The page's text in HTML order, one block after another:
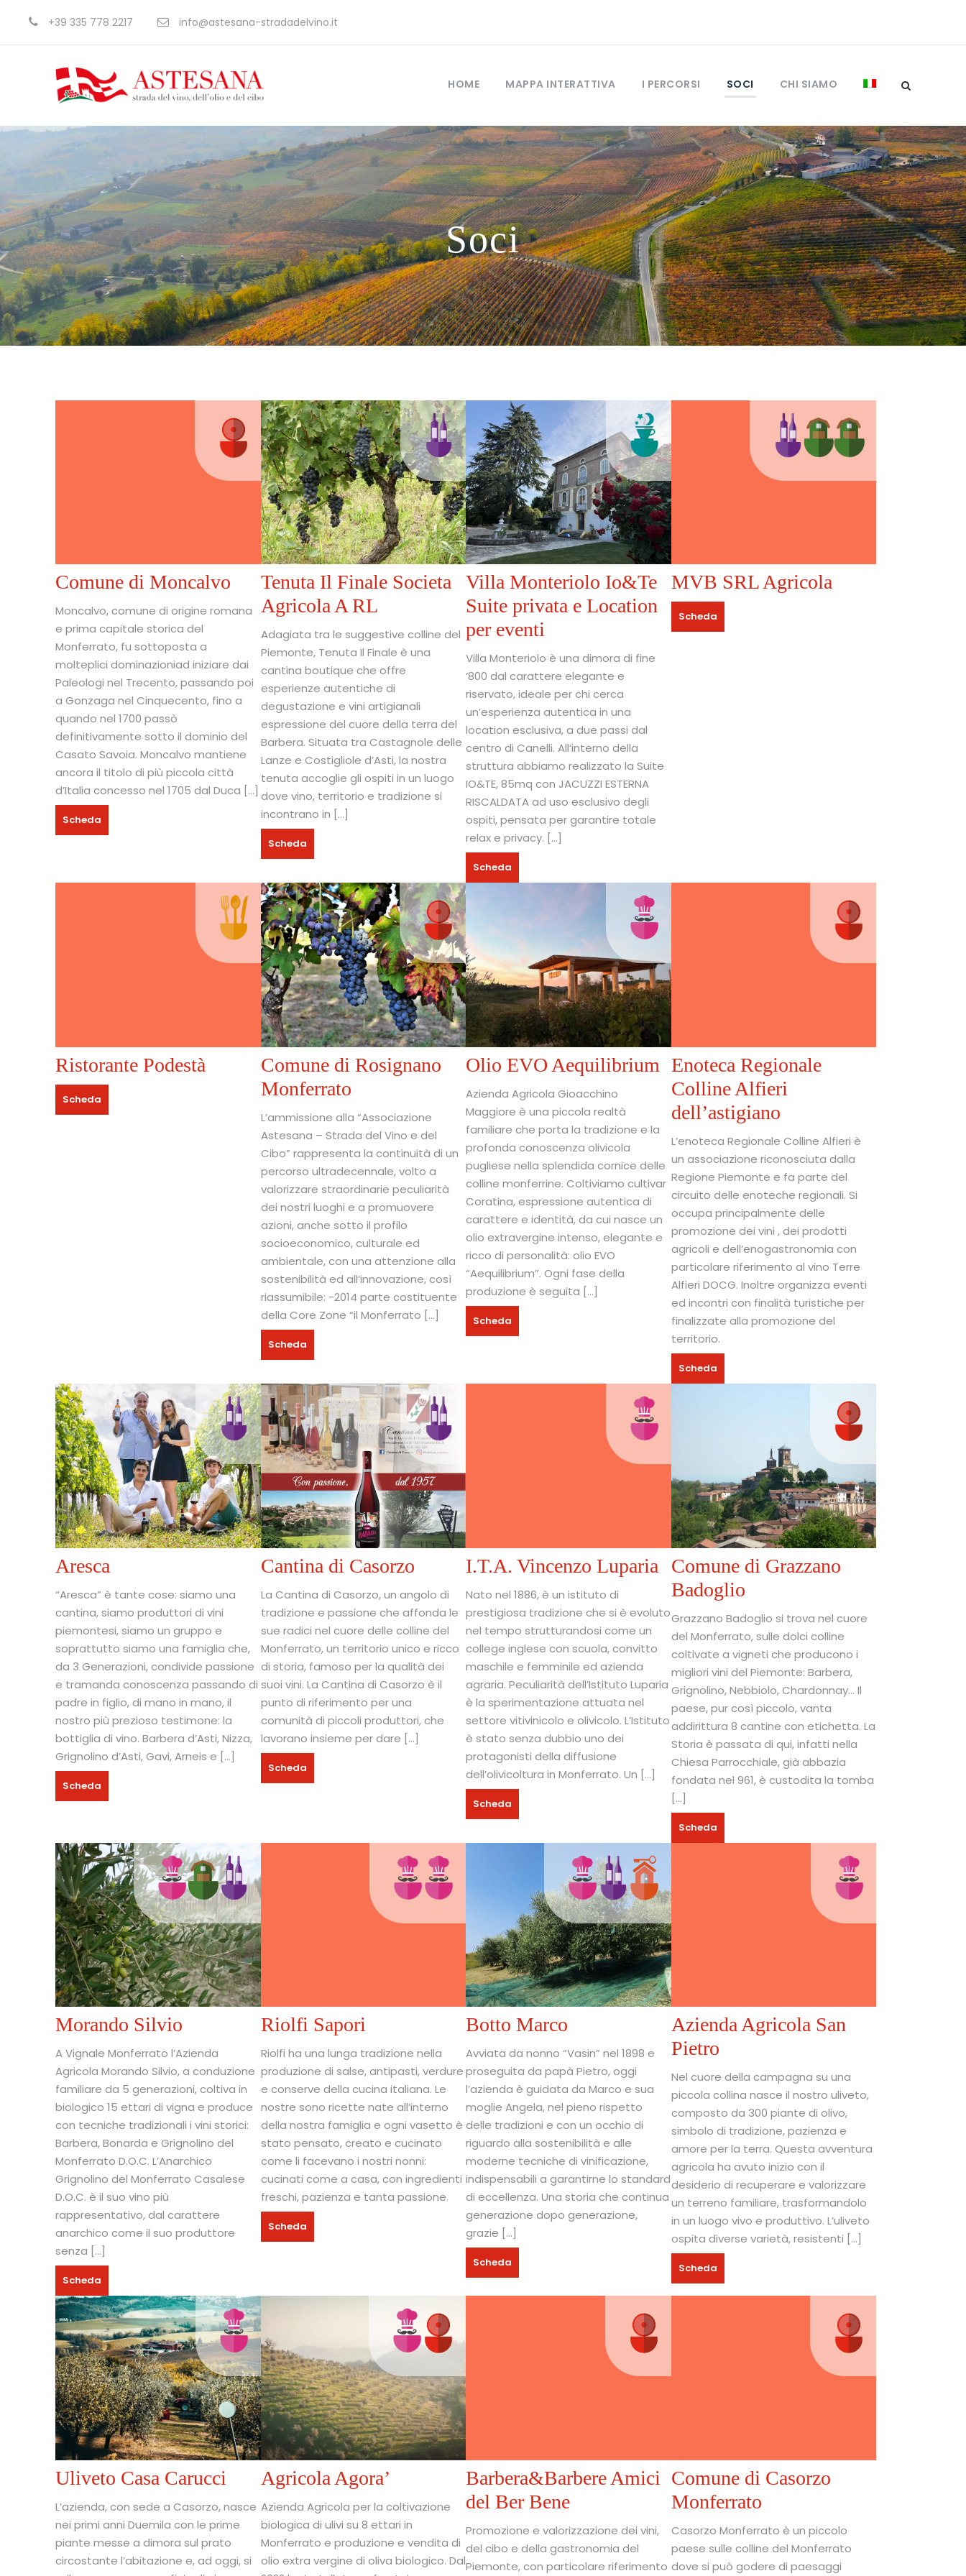
+39 335 778 2217 info@astesana-stradadelvino.it
HOME MAPPA INTERATTIVA I PERCORSI SOCI CHI SIAMO
Soci
Comune di Moncalvo
Moncalvo, comune di origine romana
e prima capitale storica del
Monferrato, fu sottoposta a
molteplici dominazioniad iniziare dai
Paleologi nel Trecento, passando poi
a Gonzaga nel Cinquecento, fino a
quando nel 1700 passò
definitivamente sotto il dominio del
Casato Savoia. Moncalvo mantiene
ancora il titolo di più piccola città
d’Italia concesso nel 1705 dal Duca […]
Scheda
Tenuta Il Finale Societa
Agricola A RL
Adagiata tra le suggestive colline del
Piemonte, Tenuta Il Finale è una
cantina boutique che offre
esperienze autentiche di
degustazione e vini artigianali
espressione del cuore della terra del
Barbera. Situata tra Castagnole delle
Lanze e Costigliole d’Asti, la nostra
tenuta accoglie gli ospiti in un luogo
dove vino, territorio e tradizione si
incontrano in […]
Scheda
Villa Monteriolo Io&Te
Suite privata e Location
per eventi
Villa Monteriolo è una dimora di fine
‘800 dal carattere elegante e
riservato, ideale per chi cerca
un’esperienza autentica in una
location esclusiva, a due passi dal
centro di Canelli. All’interno della
struttura abbiamo realizzato la Suite
IO&TE, 85mq con JACUZZI ESTERNA
RISCALDATA ad uso esclusivo degli
ospiti, pensata per garantire totale
relax e privacy. […]
Scheda
MVB SRL Agricola
Scheda
Ristorante Podestà
Scheda
Comune di Rosignano
Monferrato
L’ammissione alla “Associazione
Astesana – Strada del Vino e del
Cibo” rappresenta la continuità di un
percorso ultradecennale, volto a
valorizzare straordinarie peculiarità
dei nostri luoghi e a promuovere
azioni, anche sotto il profilo
socioeconomico, culturale ed
ambientale, con una attenzione alla
sostenibilità ed all’innovazione, così
riassumibile: -2014 parte costituente
della Core Zone “il Monferrato […]
Scheda
Olio EVO Aequilibrium
Azienda Agricola Gioacchino
Maggiore è una piccola realtà
familiare che porta la tradizione e la
profonda conoscenza olivicola
pugliese nella splendida cornice delle
colline monferrine. Coltiviamo cultivar
Coratina, espressione autentica di
carattere e identità, da cui nasce un
olio extravergine intenso, elegante e
ricco di personalità: olio EVO
“Aequilibrium”. Ogni fase della
produzione è seguita […]
Scheda
Enoteca Regionale
Colline Alfieri
dell’astigiano
L’enoteca Regionale Colline Alfieri è
un associazione riconosciuta dalla
Regione Piemonte e fa parte del
circuito delle enoteche regionali. Si
occupa principalmente delle
promozione dei vini , dei prodotti
agricoli e dell’enogastronomia con
particolare riferimento al vino Terre
Alfieri DOCG. Inoltre organizza eventi
ed incontri con finalità turistiche per
finalizzate alla promozione del
territorio.
Scheda
Aresca
“Aresca” è tante cose: siamo una
cantina, siamo produttori di vini
piemontesi, siamo un gruppo e
soprattutto siamo una famiglia che,
da 3 Generazioni, condivide passione
e tramanda conoscenza passando di
padre in figlio, di mano in mano, il
nostro più prezioso testimone: la
bottiglia di vino. Barbera d’Asti, Nizza,
Grignolino d’Asti, Gavi, Arneis e […]
Scheda
Cantina di Casorzo
La Cantina di Casorzo, un angolo di
tradizione e passione che affonda le
sue radici nel cuore delle colline del
Monferrato, un territorio unico e ricco
di storia, famoso per la qualità dei
suoi vini. La Cantina di Casorzo è il
punto di riferimento per una
comunità di piccoli produttori, che
lavorano insieme per dare […]
Scheda
I.T.A. Vincenzo Luparia
Nato nel 1886, è un istituto di
prestigiosa tradizione che si è evoluto
nel tempo strutturandosi come un
college inglese con scuola, convitto
maschile e femminile ed azienda
agraria. Peculiarità dell’Istituto Luparia
è la sperimentazione attuata nel
settore vitivinicolo e olivicolo. L’Istituto
è stato senza dubbio uno dei
protagonisti della diffusione
dell’olivicoltura in Monferrato. Un […]
Scheda
Comune di Grazzano
Badoglio
Grazzano Badoglio si trova nel cuore
del Monferrato, sulle dolci colline
coltivate a vigneti che producono i
migliori vini del Piemonte: Barbera,
Grignolino, Nebbiolo, Chardonnay… Il
paese, pur così piccolo, vanta
addirittura 8 cantine con etichetta. La
Storia è passata di qui, infatti nella
Chiesa Parrocchiale, già abbazia
fondata nel 961, è custodita la tomba
[…]
Scheda
Morando Silvio
A Vignale Monferrato l’Azienda
Agricola Morando Silvio, a conduzione
familiare da 5 generazioni, coltiva in
biologico 15 ettari di vigna e produce
con tecniche tradizionali i vini storici:
Barbera, Bonarda e Grignolino del
Monferrato D.O.C. L’Anarchico
Grignolino del Monferrato Casalese
D.O.C. è il suo vino più
rappresentativo, dal carattere
anarchico come il suo produttore
senza […]
Scheda
Riolfi Sapori
Riolfi ha una lunga tradizione nella
produzione di salse, antipasti, verdure
e conserve della cucina italiana. Le
nostre sono ricette nate all’interno
della nostra famiglia e ogni vasetto è
stato pensato, creato e cucinato
come li facevano i nostri nonni:
cucinati come a casa, con ingredienti
freschi, pazienza e tanta passione.
Scheda
Botto Marco
Avviata da nonno “Vasin” nel 1898 e
proseguita da papà Pietro, oggi
l’azienda è guidata da Marco e sua
moglie Angela, nel pieno rispetto
delle tradizioni e con un occhio di
riguardo alla sostenibilità e alle
moderne tecniche di vinificazione,
indispensabili a garantirne lo standard
di eccellenza. Una storia che continua
generazione dopo generazione,
grazie […]
Scheda
Azienda Agricola San
Pietro
Nel cuore della campagna su una
piccola collina nasce il nostro uliveto,
composto da 300 piante di olivo,
simbolo di tradizione, pazienza e
amore per la terra. Questa avventura
agricola ha avuto inizio con il
desiderio di recuperare e valorizzare
un terreno familiare, trasformandolo
in un luogo vivo e produttivo. L’uliveto
ospita diverse varietà, resistenti […]
Scheda
Uliveto Casa Carucci
L’azienda, con sede a Casorzo, nasce
nei primi anni Duemila con le prime
piante messe a dimora sul prato
circostante l’abitazione e, ad oggi, si
Agricola Agora’
Azienda Agricola per la coltivazione
biologica di ulivi su 8 ettari in
Monferrato e produzione e vendita di
olio extra vergine di oliva biologico. Dal
Barbera&Barbere Amici
del Ber Bene
Promozione e valorizzazione dei vini,
del cibo e della gastronomia del
Piemonte, con particolare riferimento
Comune di Casorzo
Monferrato
Casorzo Monferrato è un piccolo
paese sulle colline del Monferrato
dove si può godere di paesaggi